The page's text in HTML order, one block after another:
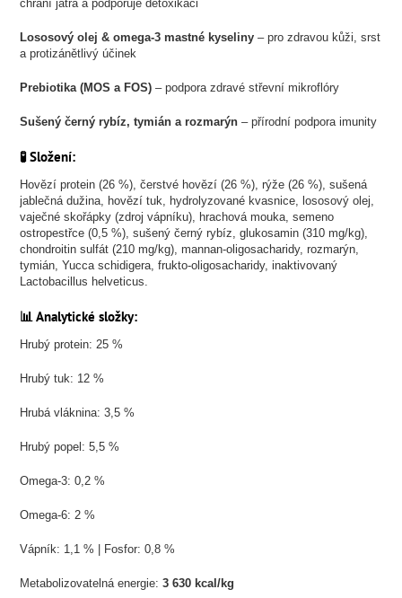
chrání játra a podporuje detoxikaci
Lososový olej & omega-3 mastné kyseliny – pro zdravou kůži, srst
a protizánětlivý účinek
Prebiotika (MOS a FOS) – podpora zdravé střevní mikroflóry
Sušený černý rybíz, tymián a rozmarýn – přírodní podpora imunity
🧪 Složení:
Hovězí protein (26 %), čerstvé hovězí (26 %), rýže (26 %), sušená
jablečná dužina, hovězí tuk, hydrolyzované kvasnice, lososový olej,
vaječné skořápky (zdroj vápníku), hrachová mouka, semeno
ostropestřce (0,5 %), sušený černý rybíz, glukosamin (310 mg/kg),
chondroitin sulfát (210 mg/kg), mannan-oligosacharidy, rozmarýn,
tymián, Yucca schidigera, frukto-oligosacharidy, inaktivovaný
Lactobacillus helveticus.
📊 Analytické složky:
Hrubý protein: 25 %
Hrubý tuk: 12 %
Hrubá vláknina: 3,5 %
Hrubý popel: 5,5 %
Omega-3: 0,2 %
Omega-6: 2 %
Vápník: 1,1 % | Fosfor: 0,8 %
Metabolizovatelná energie:3 630 kcal/kg